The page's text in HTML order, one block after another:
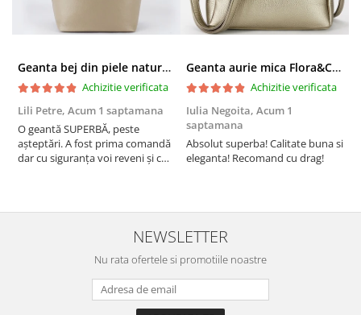
Geanta bej din piele naturala 8966 123
Achizitie verificata
Lili Petre, Acum 1 saptamana
O geantă SUPERBĂ, peste
așteptări. A fost prima comandă
dar cu siguranța voi reveni și cu
doua zi). RECOMAND SOFILINE!!!
Geanta aurie mica Flora&CO Paris H6930 16
Achizitie verificata
Iulia Negoita, Acum 1
saptamana
Absolut superba! Calitate buna si
eleganta! Recomand cu drag!
NEWSLETTER
Nu rata ofertele si promotiile noastre